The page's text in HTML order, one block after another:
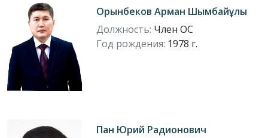
Орынбеков Арман Шымбайұлы
Должность: Член ОС
Год рождения: 1978 г.
Пан Юрий Радионович